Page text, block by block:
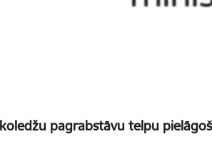
pagrabstāvu telpu